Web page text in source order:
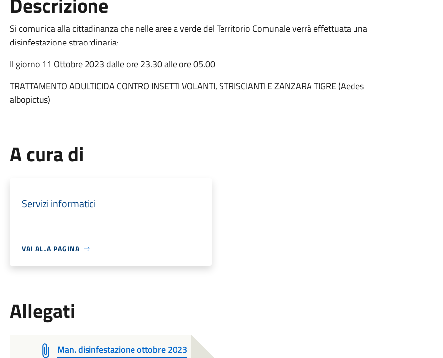
Si comunica alla cittadinanza che nelle aree a verde del Territorio Comunale verrà effettuata una
disinfestazione straordinaria:
Il giorno 11 Ottobre 2023 dalle ore 23.30 alle ore 05.00
TRATTAMENTO ADULTICIDA CONTRO INSETTI VOLANTI, STRISCIANTI E ZANZARA TIGRE (Aedes
albopictus)
A cura di
Servizi informatici
VAI ALLA PAGINA
Allegati
Man. disinfestazione ottobre 2023